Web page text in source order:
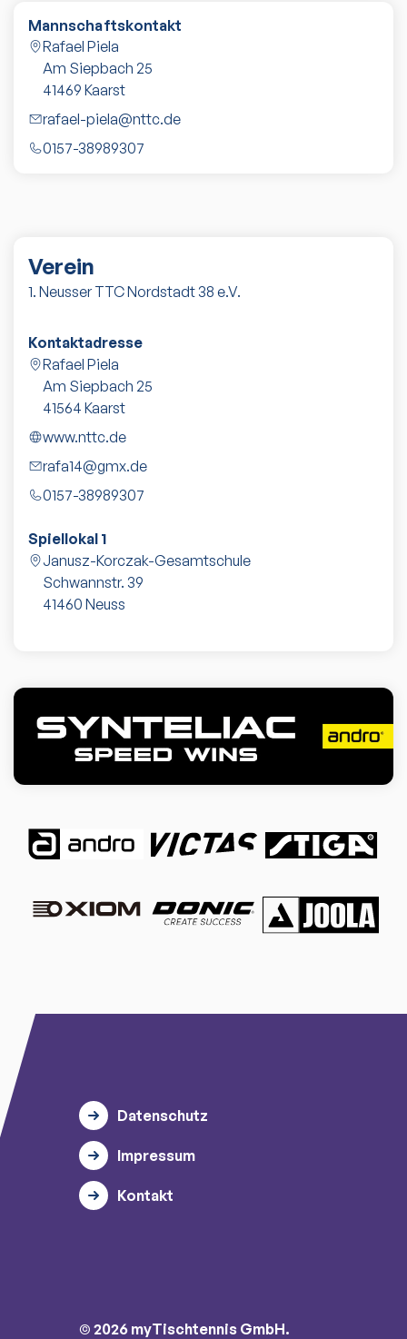
Mannschaftskontakt
Rafael Piela
Am Siepbach 25
41469 Kaarst
rafael-piela@nttc.de
0157-38989307
Verein
1. Neusser TTC Nordstadt 38 e.V.
Kontaktadresse
Rafael Piela
Am Siepbach 25
41564 Kaarst
www.nttc.de
rafa14@gmx.de
0157-38989307
Spiellokal 1
Janusz-Korczak-Gesamtschule
Schwannstr. 39
41460 Neuss
Datenschutz
Impressum
Kontakt
© 2026 myTischtennis GmbH.